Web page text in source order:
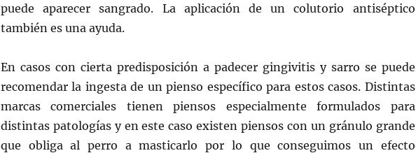
puede aparecer sangrado. La aplicación de un colutorio antiséptico
también es una ayuda.
En casos con cierta predisposición a padecer gingivitis y sarro se puede
recomendar la ingesta de un pienso específico para estos casos. Distintas
marcas comerciales tienen piensos especialmente formulados para
distintas patologías y en este caso existen piensos con un gránulo grande
que obliga al perro a masticarlo por lo que conseguimos un efecto